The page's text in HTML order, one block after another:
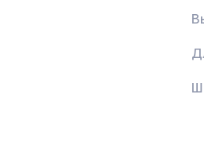
Натуральные обои